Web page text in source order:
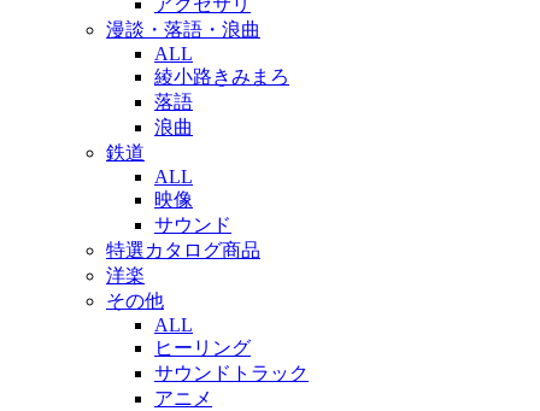
漫談・落語・浪曲
ALL
綾小路きみまろ
落語
浪曲
鉄道
ALL
映像
サウンド
特選カタログ商品
洋楽
その他
ALL
ヒーリング
サウンドトラック
アニメ